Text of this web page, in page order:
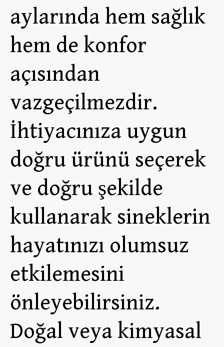
aylarında hem sağlık
hem de konfor
açısından
vazgeçilmezdir.
İhtiyacınıza uygun
doğru ürünü seçerek
ve doğru şekilde
kullanarak sineklerin
hayatınızı olumsuz
etkilemesini
önleyebilirsiniz.
Doğal veya kimyasal